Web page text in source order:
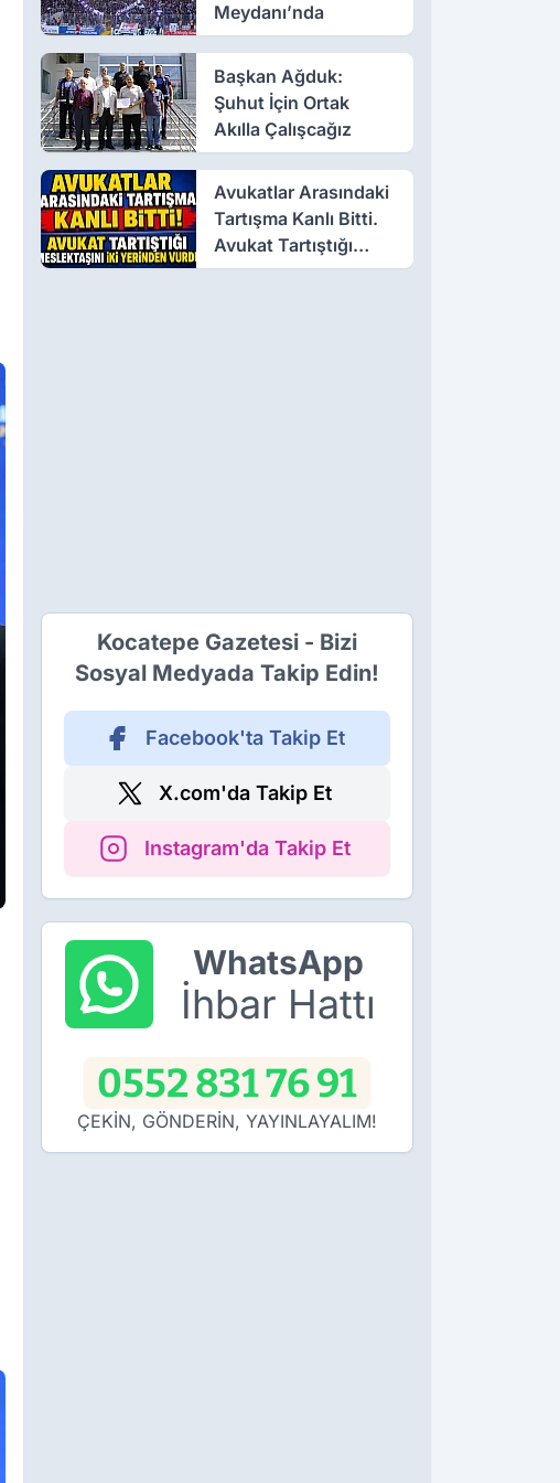
Meydanı’nda
Başkan Ağduk:
Şuhut İçin Ortak
Akılla Çalışcağız
Avukatlar Arasındaki
Tartışma Kanlı Bitti.
Avukat Tartıştığı
Meslektaşını İki
Kocatepe Gazetesi - Bizi
Sosyal Medyada Takip Edin!
Facebook'ta Takip Et
X.com'da Takip Et
Instagram'da Takip Et
WhatsApp
İhbar Hattı
0552 831 76 91
ÇEKİN, GÖNDERİN, YAYINLAYALIM!